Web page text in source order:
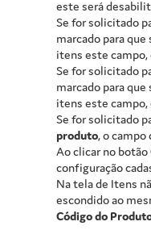
este será
Se for solicitado
marcado para
itens este
Se for solicitado
marcado para
itens este
Se for solicitado
produto, o campo
Ao clicar no botão
configuração
Na tela de Itens
escondido ao
Código do